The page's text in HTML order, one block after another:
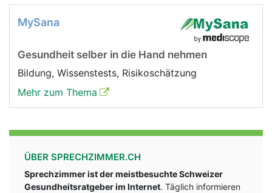
MySana
Gesundheit selber in die Hand nehmen
Bildung, Wissenstests, Risikoschätzung
Mehr zum Thema
ÜBER SPRECHZIMMER.CH
Sprechzimmer ist der meistbesuchte Schweizer
Gesundheitsratgeber im Internet. Täglich informieren